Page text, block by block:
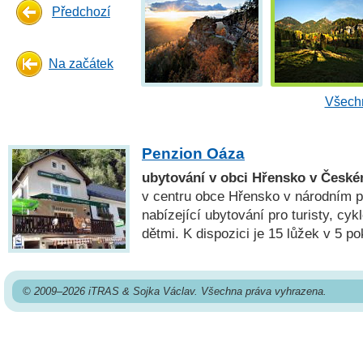
Předchozí
Na začátek
Penzion Oáza
ubytování v obci Hřensko v
v centru obce Hřensko v národním
nabízející ubytování pro turisty,
dětmi. K dispozici je 15 lůžek v 5
© 2009–2026 iTRAS & Sojka Václav. Všechna práva vyhrazena.